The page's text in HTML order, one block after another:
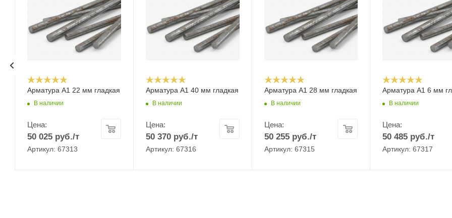
Арматура А1 22 мм гладкая
В наличии
Цена:
50 025 руб./т
Артикул: 67313
Арматура А1 40 мм гладкая
В наличии
Цена:
50 370руб./т
Артикул: 67316
Арматура А1 28 мм гладкая
В наличии
Цена:
50 255руб./т
Артикул: 67315
Арматура А1 6 мм
В наличии
Цена:
50 485 руб./т
Артикул: 67317